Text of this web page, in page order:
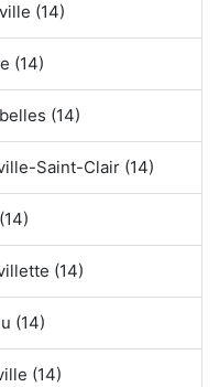
(14)
(14)
(14)
Saint-Clair (14)
(14)
(14)
(14)